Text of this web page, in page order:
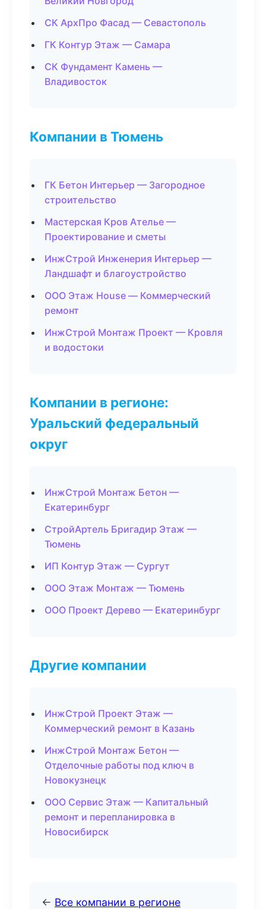
СК АрхПро Фасад — Севастополь
ГК Контур Этаж — Самара
СК Фундамент Камень —
Владивосток
Компании в Тюмень
ГК Бетон Интерьер — Загородное
строительство
Мастерская Кров Ателье —
Проектирование и сметы
ИнжСтрой Инженерия Интерьер —
Ландшафт и благоустройство
ООО Этаж House — Коммерческий
ремонт
ИнжСтрой Монтаж Проект — Кровля
и водостоки
Компании в регионе:
Уральский федеральный
округ
ИнжСтрой Монтаж Бетон —
Екатеринбург
СтройАртель Бригадир Этаж —
Тюмень
ИП Контур Этаж — Сургут
ООО Этаж Монтаж — Тюмень
ООО Проект Дерево — Екатеринбург
Другие компании
ИнжСтрой Проект Этаж —
Коммерческий ремонт в Казань
ИнжСтрой Монтаж Бетон —
Отделочные работы под ключ в
Новокузнецк
ООО Сервис Этаж — Капитальный
ремонт и перепланировка в
Новосибирск
← Все компании в регионе